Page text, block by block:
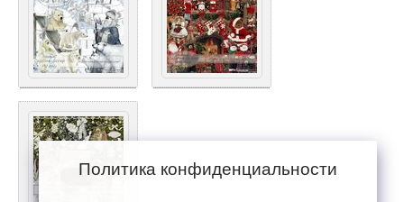
Политика конфиденциальности